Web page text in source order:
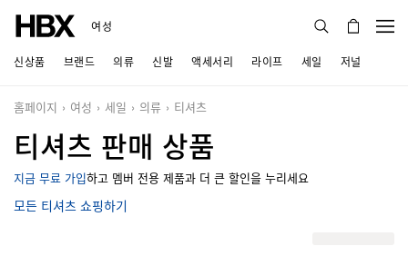
여성
신상품 브랜드 의류 신발 액세서리 라이프 세일 저널
홈페이지 여성 세일 의류 티셔츠
티셔츠 판매 상품
지금 무료 가입하고 멤버 전용 제품과 더 큰 할인을 누리세요
모든 티셔츠 쇼핑하기